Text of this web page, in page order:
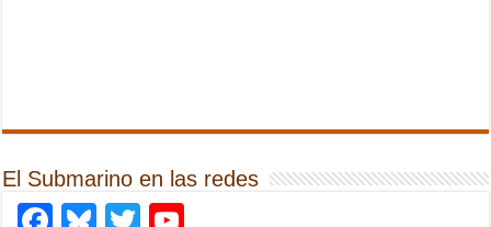
El Submarino en las redes